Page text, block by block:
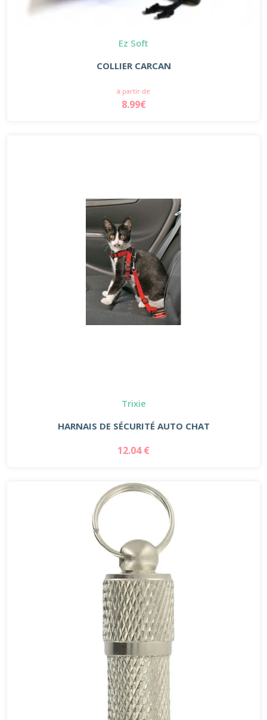
Ez Soft
COLLIER CARCAN
à partir de
8.99€
Trixie
HARNAIS DE SÉCURITÉ AUTO CHAT
12.04 €